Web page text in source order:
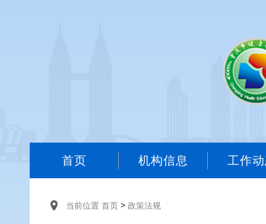
首页 机构信息 工作
当前位置 首页 > 政策法规